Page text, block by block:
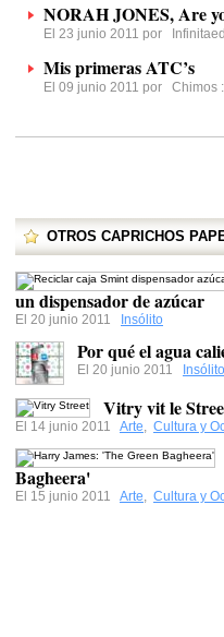
NORAH JONES, Are
El 23 junio 2011 por
Mis primeras ATC’s
El 09 junio 2011 por Chimos :
OTROS CAPRICHOS
un dispensador de azúcar
El 20 junio 2011 Insólito
Por qué el agua
El 20 junio 2011 Insólito
Vitry vit le
El 14 junio 2011 Arte, Cultura y
Bagheera'
El 15 junio 2011 Arte, Cultura y